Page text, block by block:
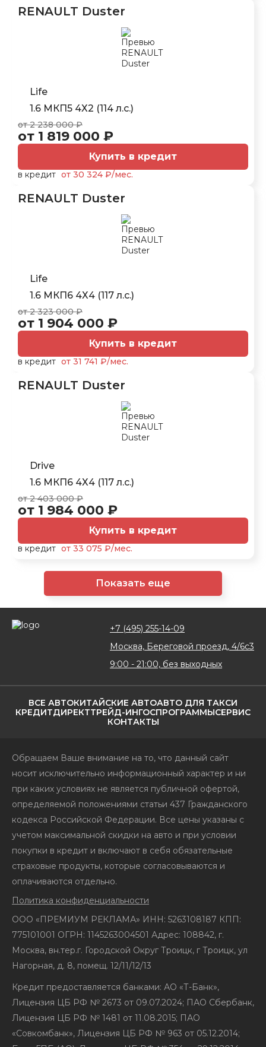
RENAULT Duster
Life
1.6 МКП5 4Х2 (114 л.с.)
от 2 238 000 ₽
от 1 819 000 ₽
Купить в кредит
в кредит от 30 324 ₽/мес.
RENAULT Duster
Life
1.6 МКП6 4Х4 (117 л.с.)
от 2 323 000 ₽
от 1 904 000 ₽
Купить в кредит
в кредит от 31 741 ₽/мес.
RENAULT Duster
Drive
1.6 МКП6 4Х4 (117 л.с.)
от 2 403 000 ₽
от 1 984 000 ₽
Купить в кредит
в кредит от 33 075 ₽/мес.
Показать еще
ВСЕ АВТОКИТАЙСКИЕ АВТОАВТО ДЛЯ ТАКСИ
КРЕДИТДИРЕКТТРЕЙД-ИНГОСПРОГРАММЫСЕРВИС
КОНТАКТЫ
+7 (495) 255-14-09
Москва, Береговой проезд, 4/6с3
9:00 - 21:00, без выходных
Обращаем Ваше внимание на то, что данный сайт
носит исключительно информационный характер и ни
при каких условиях не является публичной офертой,
определяемой положениями статьи 437 Гражданского
кодекса Российской Федерации. Все цены указаны с
учетом максимальной скидки на авто и при условии
покупки в кредит и включают в себя обязательные
страховые продукты, которые согласовываются и
оплачиваются отдельно.
Политика конфиденциальности
ООО «ПРЕМИУМ РЕКЛАМА» ИНН: 5263108187 КПП:
775101001 ОГРН: 1145263004501 Адрес: 108842, г.
Москва, вн.тер.г. Городской Округ Троицк, г Троицк, ул
Нагорная, д. 8, помещ. 12/11/12/13
Кредит предоставляется банками: АО «Т-Банк»,
Лицензия ЦБ РФ № 2673 от 09.07.2024; ПАО Сбербанк,
Лицензия ЦБ РФ № 1481 от 11.08.2015; ПАО
«Совкомбанк», Лицензия ЦБ РФ № 963 от 05.12.2014;